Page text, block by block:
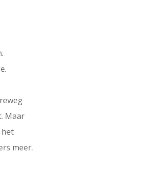
Maar
het
meer.